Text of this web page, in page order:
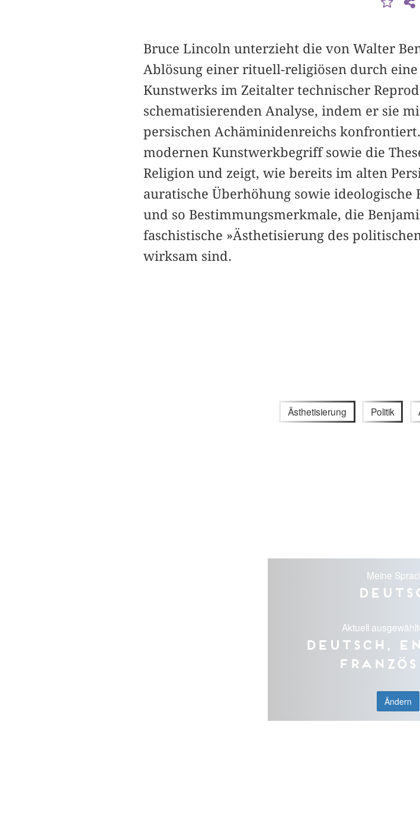
Bruce Lincoln unterzieht die von Walter
Ablösung einer rituell-religiösen durch
Kunstwerks im Zeitalter technischer
schematisierenden Analyse, indem er sie
persischen Achäminidenreichs
modernen Kunstwerkbegriff sowie die
Religion und zeigt, wie bereits im alten
auratische Überhöhung sowie
und so Bestimmungsmerkmale, die
faschistische »Ästhetisierung des
wirksam sind.
Ästhetisierung Politik
Meine
Aktuell
Deutsch,
Ändern